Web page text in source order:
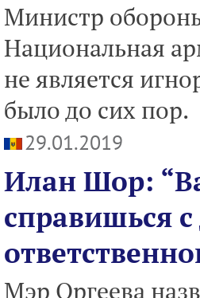
Министр
Национальная
не является
было до сих пор.
29.01.2019
Илан Шор:
справишься
Мэр Оргеева